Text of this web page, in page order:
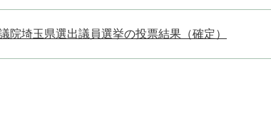
埼玉県選出議員選挙の投票結果（確定）